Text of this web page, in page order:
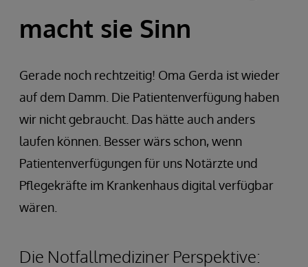
macht sie Sinn
Gerade noch rechtzeitig! Oma Gerda ist wieder
auf dem Damm. Die Patientenverfügung haben
wir nicht gebraucht. Das hätte auch anders
laufen können. Besser wärs schon, wenn
Patientenverfügungen für uns Notärzte und
Pflegekräfte im Krankenhaus digital verfügbar
wären.
Die Notfallmediziner Perspektive: